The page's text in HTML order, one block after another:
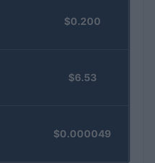
$0.200
$6.53
$0.000049